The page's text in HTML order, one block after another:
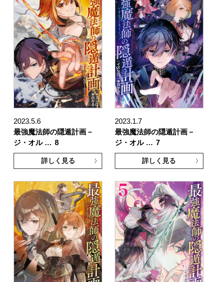
2023.5.6
最強魔法師の隠遁計画－
ジ・オル … 8
詳しく見る
2023.1.7
最強魔法師の隠遁計画－
ジ・オル … 7
詳しく見る